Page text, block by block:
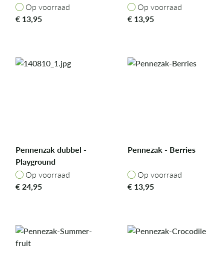
Op voorraad
Op voorraad
€ 13,95
Op voorraad
Op voorraad
€ 13,95
Pennenzak dubbel -
Playground
Op voorraad
Op voorraad
€24,95
Pennezak - Berries
Op voorraad
Op voorraad
€ 13,95